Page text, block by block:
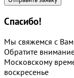
Спасибо!
Мы свяжемся с
Обратите
Московскому
воскресенье